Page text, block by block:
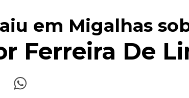
em Migalhas
Ferreira De